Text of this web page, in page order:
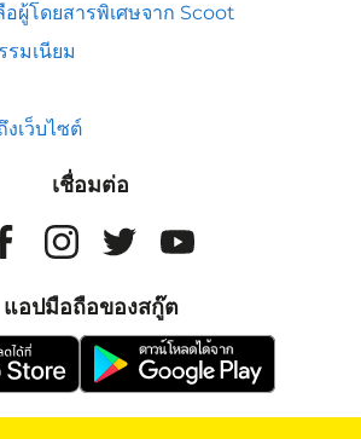
ผู้โดยสารพิเศษจาก Scoot
รมเนียม
เว็บไซต์
เชื่อมต่อ
แอปมือถือของสกู๊ต